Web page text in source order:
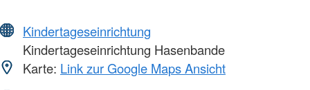
Kindertageseinrichtung
Kindertageseinrichtung Hasenbande
Karte: Link zur Google Maps Ansicht